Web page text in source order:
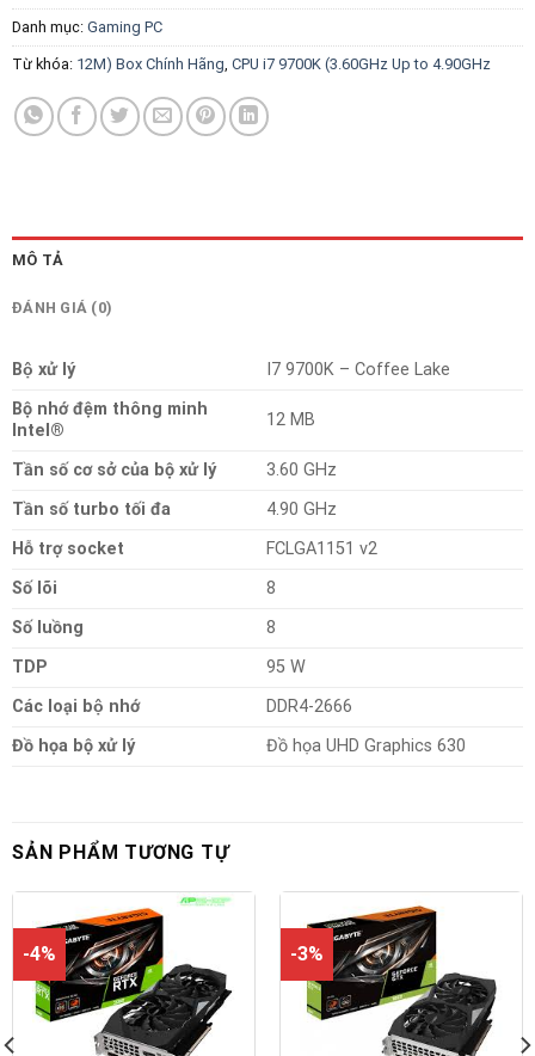
Danh mục: Gaming PC
Từ khóa: 12M) Box Chính Hãng CPU i7 9700K (3.60GHz Up to 4.90GHz
MÔ TẢ
ĐÁNH GIÁ (0)
Bộ xử lý
I7 9700K – Coffee Lake
Bộ nhớ đệm thông minh
Intel®
12 MB
Tần số cơ sở của bộ xử lý
3.60 GHz
Tần số turbo tối đa
4.90 GHz
Hỗ trợ socket
FCLGA1151 v2
Số lõi
8
Số luồng
8
TDP
95 W
Các loại bộ nhớ
DDR4-2666
Đồ họa bộ xử lý
Đồ họa UHD Graphics 630
SẢN PHẨM TƯƠNG TỰ
-4% -3%